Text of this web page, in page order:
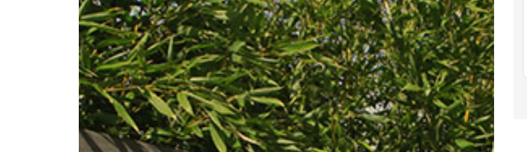
Du conseil
du portail à
Nicolas en
des 2
apprécié le
Le portail a
novembre
entière